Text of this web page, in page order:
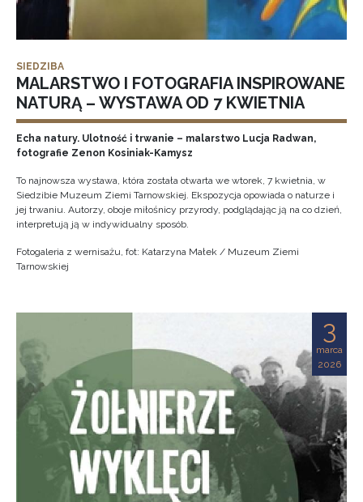
SIEDZIBA
MALARSTWO I FOTOGRAFIA INSPIROWANE
NATURĄ – WYSTAWA OD 7 KWIETNIA
Echa natury. Ulotność i trwanie – malarstwo Lucja Radwan,
fotografie Zenon Kosiniak-Kamysz
To najnowsza wystawa, która została otwarta we wtorek, 7 kwietnia, w
Siedzibie Muzeum Ziemi Tarnowskiej. Ekspozycja opowiada o naturze i
jej trwaniu. Autorzy, oboje miłośnicy przyrody, podglądając ją na co dzień,
interpretują ją w indywidualny sposób.
Fotogaleria z wernisażu, fot: Katarzyna Małek / Muzeum Ziemi
Tarnowskiej
3
marca
2026